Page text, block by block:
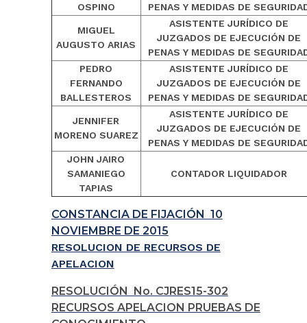
OSPINO
PENAS Y MEDIDAS DE
MIGUEL
AUGUSTO ARIAS
ASISTENTE JURÍDICO DE
JUZGADOS DE EJECUCIÓN DE
PENAS Y MEDIDAS DE
PEDRO
FERNANDO
BALLESTEROS
ASISTENTE JURÍDICO DE
JUZGADOS DE EJECUCIÓN DE
PENAS Y MEDIDAS DE
JENNIFER
MORENO SUAREZ
ASISTENTE JURÍDICO DE
JUZGADOS DE EJECUCIÓN DE
PENAS Y MEDIDAS DE
JOHN JAIRO
SAMANIEGO
TAPIAS
CONTADOR LIQUIDADOR
CONSTANCIA DE FIJACIÓN 10
NOVIEMBRE DE 2015
RESOLUCION DE RECURSOS DE
APELACION
RESOLUCIÓN No. CJRES15-302
RECURSOS APELACION PRUEBAS DE